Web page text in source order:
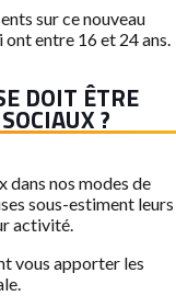
sur ce nouveau
ont entre 16 et 24 ans.
DOIT ÊTRE
?
dans nos modes de
sous-estiment leurs
activité.
vous apporter les